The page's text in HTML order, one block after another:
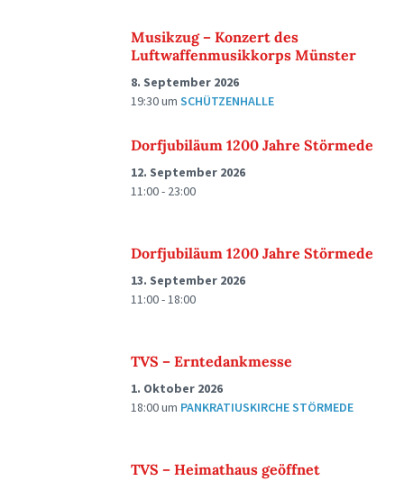
Musikzug – Konzert des
Luftwaffenmusikkorps Münster
8. September 2026
19:30um SCHÜTZENHALLE
Dorfjubiläum 1200 Jahre Störmede
12. September 2026
11:00 - 23:00
Dorfjubiläum 1200 Jahre Störmede
13. September 2026
11:00 - 18:00
TVS – Erntedankmesse
1. Oktober 2026
18:00um PANKRATIUSKIRCHE STÖRMEDE
TVS – Heimathaus geöffnet